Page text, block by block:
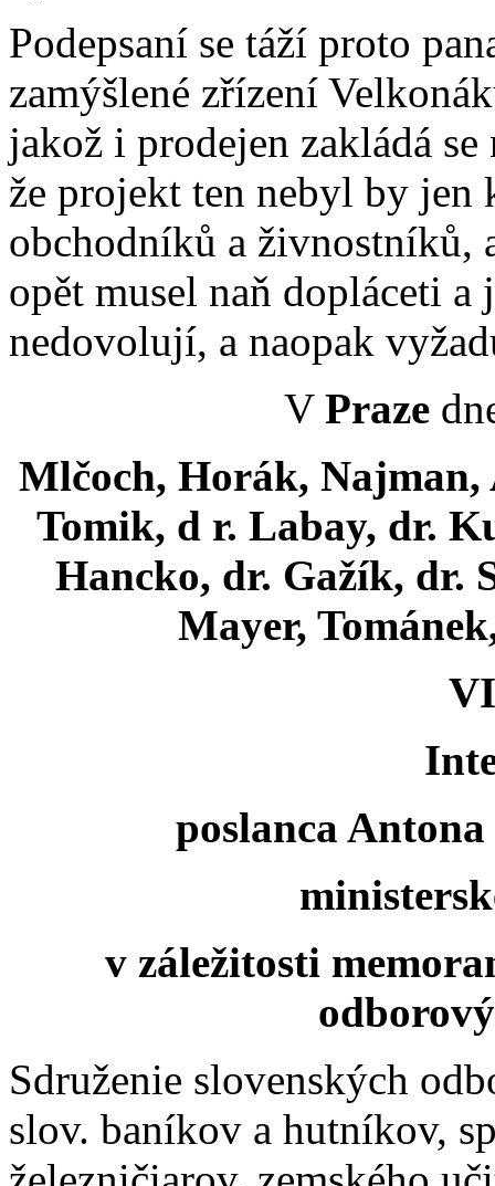
Podepsaní se táží proto
zamýšlené zřízení
jakož i prodejen zakládá
že projekt ten nebyl by jen
obchodníků a živnostníků,
opět musel naň dopláceti
nedovolují, a naopak
V Praze
Mlčoch, Horák, Najman,
Tomik, d r. Labay, dr.
Hancko, dr. Gažík, dr.
Mayer,
poslanca
v záležitosti
Sdruženie slovenských
slov. baníkov a hutníkov,